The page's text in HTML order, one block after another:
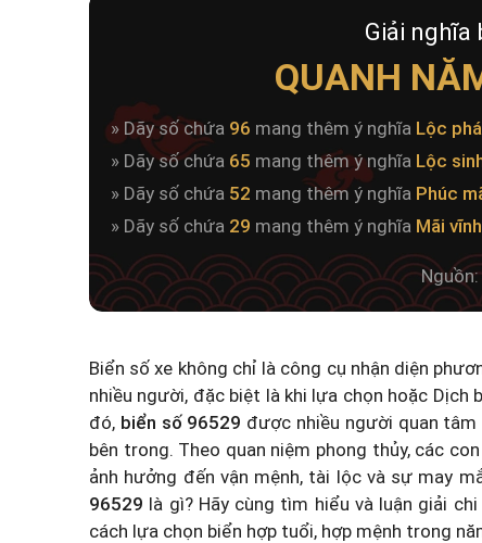
Giải nghĩa
QUANH
» Dãy số chứa 96 mang thêm ý nghĩa Lộc
» Dãy số chứa 65 mang thêm ý nghĩa Lộc
» Dãy số chứa 52 mang thêm ý nghĩa Phúc
» Dãy số chứa 29 mang thêm ý nghĩa Mãi
Biển số xe không chỉ là công cụ nhận diện
nhiều người, đặc biệt là khi lựa chọn hoặc Dịch
đó, biển số 96529 được nhiều người quan
bên trong. Theo quan niệm phong thủy, các
ảnh hưởng đến vận mệnh, tài lộc và sự may
96529 là gì? Hãy cùng tìm hiểu và luận giải
cách lựa chọn biển hợp tuổi, hợp mệnh trong